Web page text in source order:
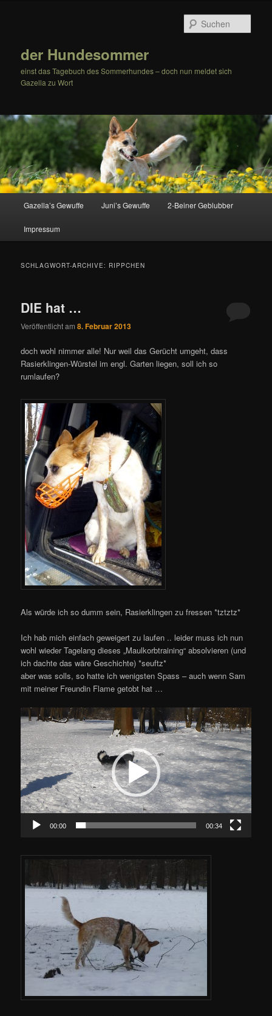
der Hundesommer
einst das Tagebuch des Sommerhundes – doch nun meldet sich
Gazella zu Wort
Gazella’s Gewuffe Juni’s Gewuffe 2-Beiner Geblubber
Impressum
SCHLAGWORT-ARCHIVE: RIPPCHEN
DIE hat …
Veröffentlicht am8. Februar 2013
doch wohl nimmer alle! Nur weil das Gerücht umgeht, dass
Rasierklingen-Würstel im engl. Garten liegen, soll ich so
rumlaufen?
Als würde ich so dumm sein, Rasierklingen zu fressen *tztztz*
Ich hab mich einfach geweigert zu laufen .. leider muss ich nun
wohl wieder Tagelang dieses „Maulkorbtraining“ absolvieren (und
ich dachte das wäre Geschichte) *seuftz*
aber was solls, so hatte ich wenigsten Spass – auch wenn Sam
mit meiner Freundin Flame getobt hat …
Video-
Player
00:00 00:34